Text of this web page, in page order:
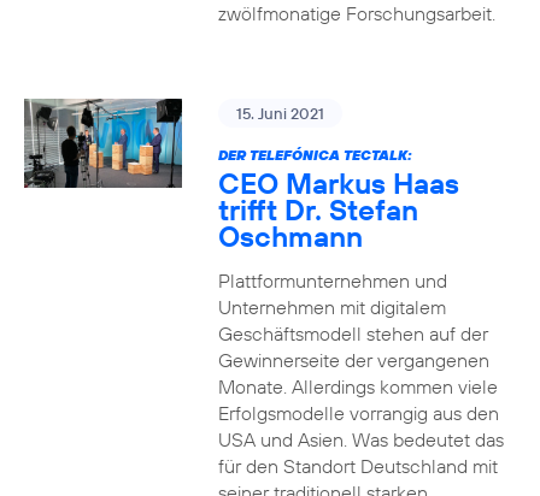
zwölfmonatige Forschungsarbeit.
15. Juni 2021
DER TELEFÓNICA TECTALK:
CEO Markus Haas
trifft Dr. Stefan
Oschmann
Plattformunternehmen und
Unternehmen mit digitalem
Geschäftsmodell stehen auf der
Gewinnerseite der vergangenen
Monate. Allerdings kommen viele
Erfolgsmodelle vorrangig aus den
USA und Asien. Was bedeutet das
für den Standort Deutschland mit